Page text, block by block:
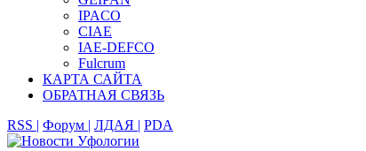
IPACO
CIAE
IAE-DEFCO
Fulcrum
КАРТА САЙТА
ОБРАТНАЯ СВЯЗЬ
RSS | Форум | ЛДАЯ | PDA